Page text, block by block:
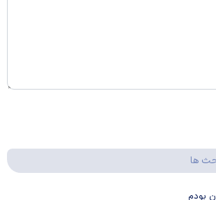
ها
بودم